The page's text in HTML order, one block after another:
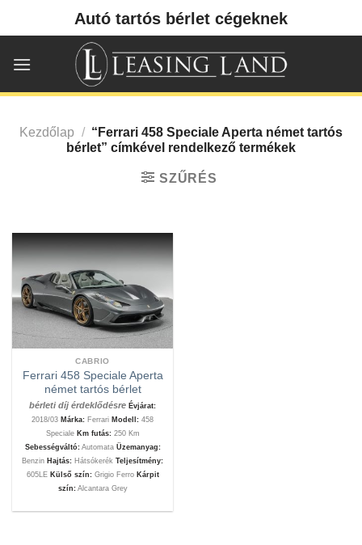
Autó tartós bérlet cégeknek
Kezdőlap / “Ferrari 458 Speciale Aperta német tartós
bérlet” címkével rendelkező termékek
SZŰRÉS
CABRIO
Ferrari 458 Speciale Aperta
német tartós bérlet
bérleti díj érdeklődésre Évjárat:
2018/03 Márka: Ferrari Modell: 458
Speciale Km futás: 250 Km
Sebességváltó:Automata Üzemanyag:
Benzin Hajtás: Hátsókerék Teljesítmény:
605LE Külső szín:Grigio Ferro Kárpit
szín:Alcantara Grey